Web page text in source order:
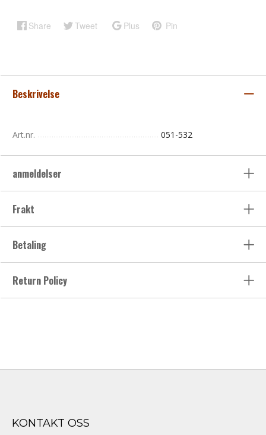
Share Tweet Plus Pin
Beskrivelse
Art.nr. 051-532
anmeldelser
Frakt
Betaling
Return Policy
KONTAKT OSS